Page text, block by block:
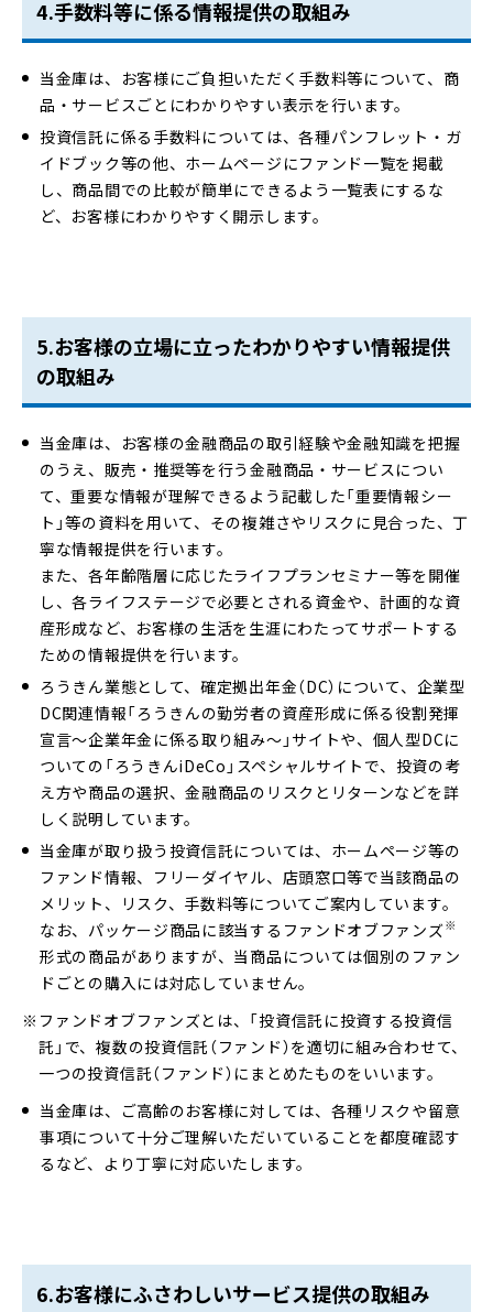
4.手数料等に係る情報提供の取組み
当金庫は、お客様にご負担いただく手数料等について、商
品・サービスごとにわかりやすい表示を行います。
投資信託に係る手数料については、各種パンフレット・ガ
イドブック等の他、ホームページにファンド一覧を掲載
し、商品間での比較が簡単にできるよう一覧表にするな
ど、お客様にわかりやすく開示します。
5.お客様の立場に立ったわかりやすい情報提供
の取組み
当金庫は、お客様の金融商品の取引経験や金融知識を把握
のうえ、販売・推奨等を行う金融商品・サービスについ
て、重要な情報が理解できるよう記載した「重要情報シー
ト」等の資料を用いて、その複雑さやリスクに見合った、丁
寧な情報提供を行います。
また、各年齢階層に応じたライフプランセミナー等を開催
し、各ライフステージで必要とされる資金や、計画的な資
産形成など、お客様の生活を生涯にわたってサポートする
ための情報提供を行います。
ろうきん業態として、確定拠出年金（DC）について、企業型
DC関連情報「ろうきんの勤労者の資産形成に係る役割発揮
宣言～企業年金に係る取り組み～」サイトや、個人型DCに
ついての「ろうきんiDeCo」スペシャルサイトで、投資の考
え方や商品の選択、金融商品のリスクとリターンなどを詳
しく説明しています。
当金庫が取り扱う投資信託については、ホームページ等の
ファンド情報、フリーダイヤル、店頭窓口等で当該商品の
メリット、リスク、手数料等についてご案内しています。
なお、パッケージ商品に該当するファンドオブファンズ※
形式の商品がありますが、当商品については個別のファン
ドごとの購入には対応していません。
ファンドオブファンズとは、「投資信託に投資する投資信
託」で、複数の投資信託（ファンド）を適切に組み合わせて、
一つの投資信託（ファンド）にまとめたものをいいます。
当金庫は、ご高齢のお客様に対しては、各種リスクや留意
事項について十分ご理解いただいていることを都度確認す
るなど、より丁寧に対応いたします。
6.お客様にふさわしいサービス提供の取組み